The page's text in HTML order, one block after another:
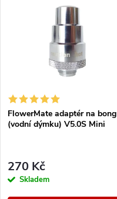
FlowerMate adaptér na bong
(vodní dýmku) V5.0S Mini
270 Kč
Skladem